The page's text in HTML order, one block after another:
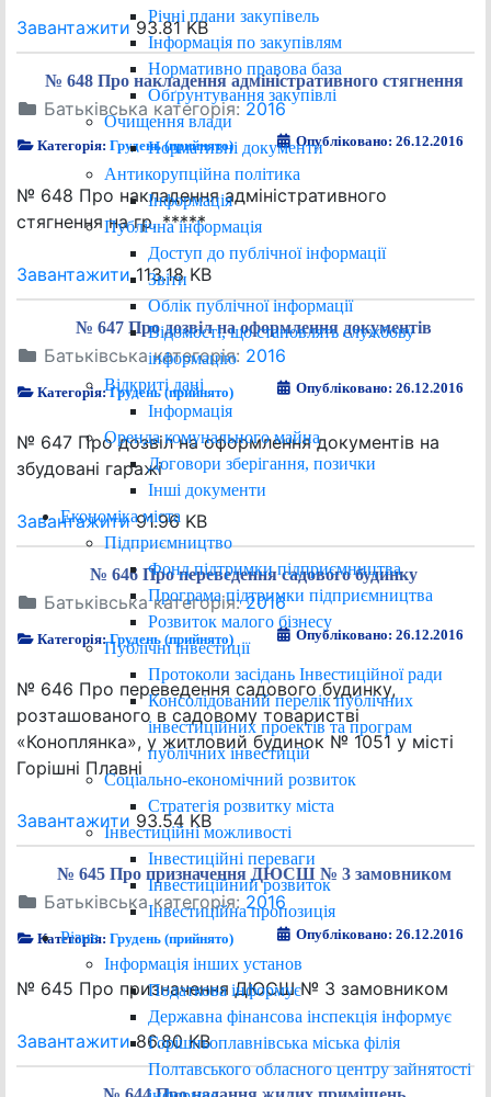
Річні плани закупівель
Інформація по закупівлям
Нормативно правова база
Обґрунтування закупівлі
Очищення влади
Нормативні документи
Антикорупційна політика
Інформація
Публічна інформація
Доступ до публічної інформації
Звіти
Облік публічної інформації
Відомості, що становлять службову
інформацію
Відкриті дані
Інформація
Оренда комунального майна
Договори зберігання, позички
Інші документи
Економіка міста
Підприємництво
Фонд підтримки підприємництва
Програма підтримки підприємництва
Розвиток малого бізнесу
Публічні інвестиції
Протоколи засідань Інвестиційної ради
Консолідований перелік публічних
інвестиційних проектів та програм
публічних інвестицій
Соціально-економічний розвиток
Стратегія розвитку міста
Інвестиційні можливості
Інвестиційні переваги
Інвестиційний розвиток
Інвестиційна пропозиція
Різне
Інформація інших установ
Податкова інформує
Державна фінансова інспекція інформує
Горішньоплавнівська міська філія
Полтавського обласного центру зайнятості
Завантажити 93.81 KB
№ 648 Про накладення адміністративного стягнення
Батьківська категорія: 2016
Категорія:Грудень (прийнято) Опубліковано: 26.12.2016
№ 648 Про накладення адміністративного
стягнення на гр. *****
Завантажити113.18 KB
№ 647 Про дозвіл на оформлення документів
Батьківська категорія: 2016
Категорія:Грудень (прийнято) Опубліковано: 26.12.2016
№ 647 Про дозвіл на оформлення документів на
збудовані гаражі
Завантажити91.96 KB
№ 646 Про переведення садового будинку
Батьківська категорія:2016
Категорія:Грудень (прийнято) Опубліковано: 26.12.2016
№ 646 Про переведення садового будинку,
розташованого в садовому товаристві
«Коноплянка», у житловий будинок № 1051 у місті
Горішні Плавні
Завантажити 93.54 KB
№ 645 Про призначення ДЮСШ № 3 замовником
Батьківська категорія: 2016
Категорія:Грудень (прийнято) Опубліковано: 26.12.2016
№ 645 Про призначення ДЮСШ № 3 замовником
Завантажити86.80 KB